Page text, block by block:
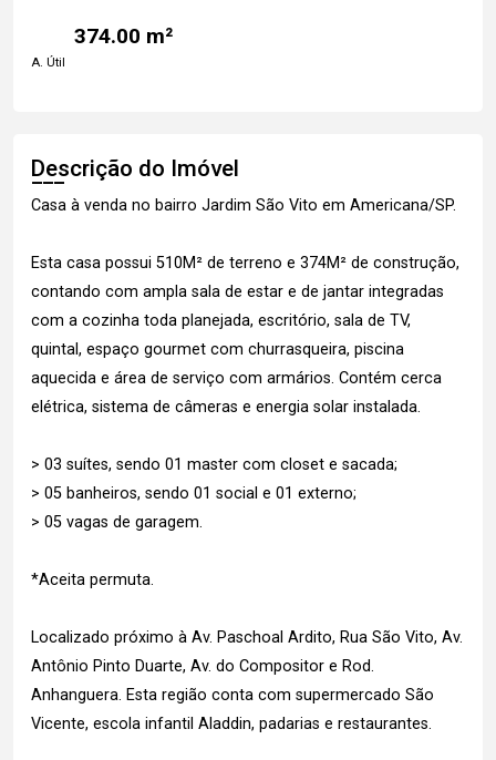
374.00 m²
A. Útil
Descrição do Imóvel
Casa à venda no bairro Jardim São Vito em Americana/SP.
Esta casa possui 510M² de terreno e 374M² de construção,
contando com ampla sala de estar e de jantar integradas
com a cozinha toda planejada, escritório, sala de TV,
quintal, espaço gourmet com churrasqueira, piscina
aquecida e área de serviço com armários. Contém cerca
elétrica, sistema de câmeras e energia solar instalada.
> 03 suítes, sendo 01 master com closet e sacada;
> 05 banheiros, sendo 01 social e 01 externo;
> 05 vagas de garagem.
*Aceita permuta.
Localizado próximo à Av. Paschoal Ardito, Rua São Vito, Av.
Antônio Pinto Duarte, Av. do Compositor e Rod.
Anhanguera. Esta região conta com supermercado São
Vicente, escola infantil Aladdin, padarias e restaurantes.